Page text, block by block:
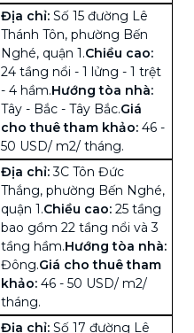
Địa chỉ: Số 15 đường Lê
Thánh Tôn, phường Bến
Nghé, quận 1.Chiều cao:
24 tầng nổi - 1 lửng - 1 trệt
- 4 hầm.Hướng tòa nhà:
Tây - Bắc - Tây Bắc.Giá
cho thuê tham khảo: 46 -
50 USD/ m2/ tháng.
Địa chỉ:3C Tôn Đức
Thắng, phường Bến Nghé,
quận 1.Chiều cao: 25 tầng
bao gồm 22 tầng nổi và 3
tầng hầm.Hướng tòa nhà:
Đông.Giá cho thuê tham
khảo: 46 - 50 USD/ m2/
tháng.
Địa chỉ: Số 17 đường Lê